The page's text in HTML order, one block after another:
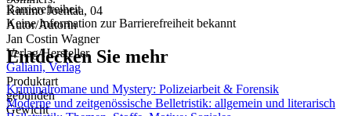
Kimmo Joentaa, 04
Autor/Autorin
Jan Costin Wagner
Verlag/Hersteller
Galiani, Verlag
Produktart
gebunden
Gewicht
Barrierefreiheit
Keine Information zur Barrierefreiheit bekannt
Entdecken Sie mehr
Kriminalromane und Mystery: Polizeiarbeit & Forensik
Moderne und zeitgenössische Belletristik: allgemein und literarisch